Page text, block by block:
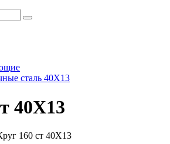
сталь 40Х13
40Х13
160 ст 40Х13